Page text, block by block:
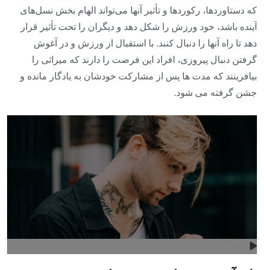
که دستاوردها، رکوردها و تأثیر آنها می‌تواند الهام بخش نسل‌های
آینده باشد، خود ورزش را شکل دهد و دیگران را تحت تأثیر قرار
دهد تا راه آنها را دنبال کنند. با استقبال از ورزش و در آغوش
گرفتن دنبال پیروزی، افراد این فرصت را دارند که میراثی را
بیافرینند که مدت ها پس از مشارکت خودشان به یادگار مانده و
جشن گرفته می شود.